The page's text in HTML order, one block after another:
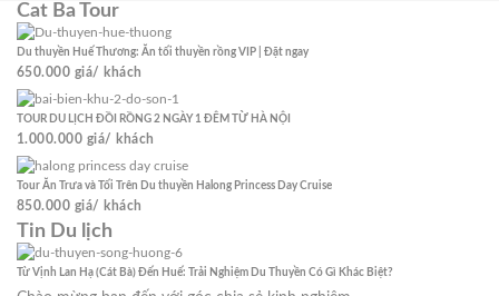
Cat Ba Tour
Du thuyền Huế Thương: Ăn tối thuyền rồng VIP | Đặt ngay
650.000 giá/ khách
TOUR DU LỊCH ĐỒI RỒNG 2 NGÀY 1 ĐÊM TỪ HÀ NỘI
1.000.000 giá/ khách
Tour Ăn Trưa và Tối Trên Du thuyền Halong Princess Day Cruise
850.000 giá/ khách
Tin Du lịch
Từ Vịnh Lan Hạ (Cát Bà) Đến Huế: Trải Nghiệm Du Thuyền Có Gì Khác Biệt?